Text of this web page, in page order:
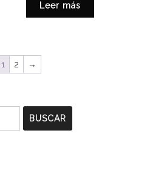
Leer más
1 2 →
BUSCAR